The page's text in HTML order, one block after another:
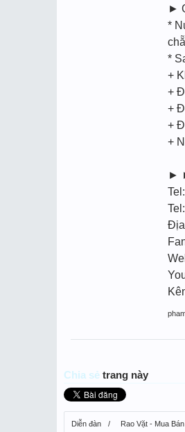
►
*
*
+
+
+
+
+
►
Địa
Chia sẻ trang này
Diễn đàn Rao Vặt - Mua Bán